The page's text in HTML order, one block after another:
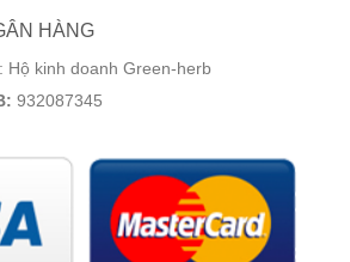
HÀNG
Hộ kinh doanh Green-herb
932087345